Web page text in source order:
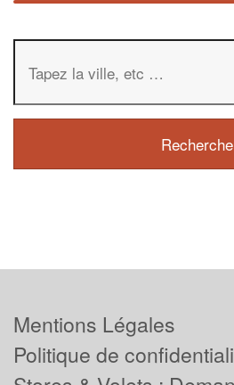
Mentions Légales
Politique de